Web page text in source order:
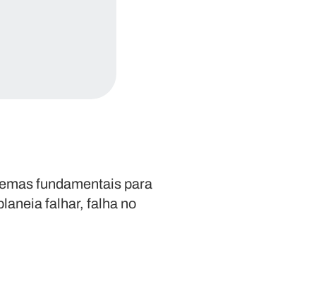
fundamentais para
falhar, falha no